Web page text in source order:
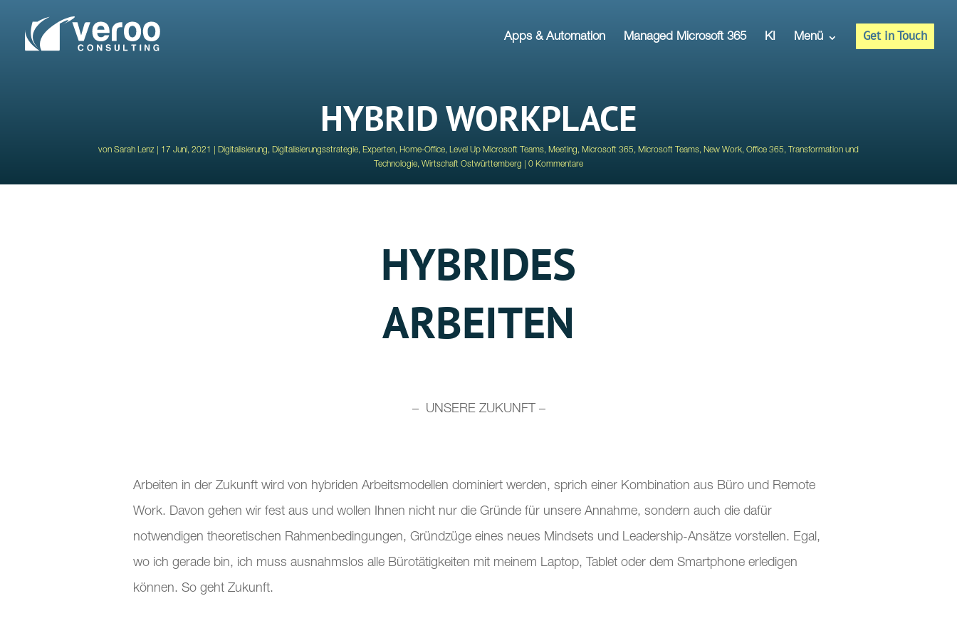
Apps & Automation Managed Microsoft 365 KI Menü Get in Touch
HYBRID WORKPLACE
von Sarah Lenz 17 Juni, 2021 Digitalisierung, Digitalisierungsstrategie, Experten, Home-Office, Level Up Microsoft Teams, Meeting, Microsoft 365, Microsoft Teams, New Work, Office 365,
Transformation und
Technologie, Wirtschaft Ostwürttemberg 0 Kommentare
HYBRIDES
ARBEITEN
– UNSERE ZUKUNFT –
Arbeiten in der Zukunft wird von hybriden Arbeitsmodellen dominiert werden, sprich einer Kombination aus Büro und Remote
Work. Davon gehen wir fest aus und wollen Ihnen nicht nur die Gründe für unsere Annahme, sondern auch die dafür
notwendigen theoretischen Rahmenbedingungen, Gründzüge eines neues Mindsets und Leadership-Ansätze vorstellen. Egal,
wo ich gerade bin, ich muss ausnahmslos alle Bürotätigkeiten mit meinem Laptop, Tablet oder dem Smartphone erledigen
können. So geht Zukunft.